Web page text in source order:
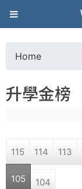
葳
格
高
學
o
a
Home
升學金榜
115 114 113
105 104